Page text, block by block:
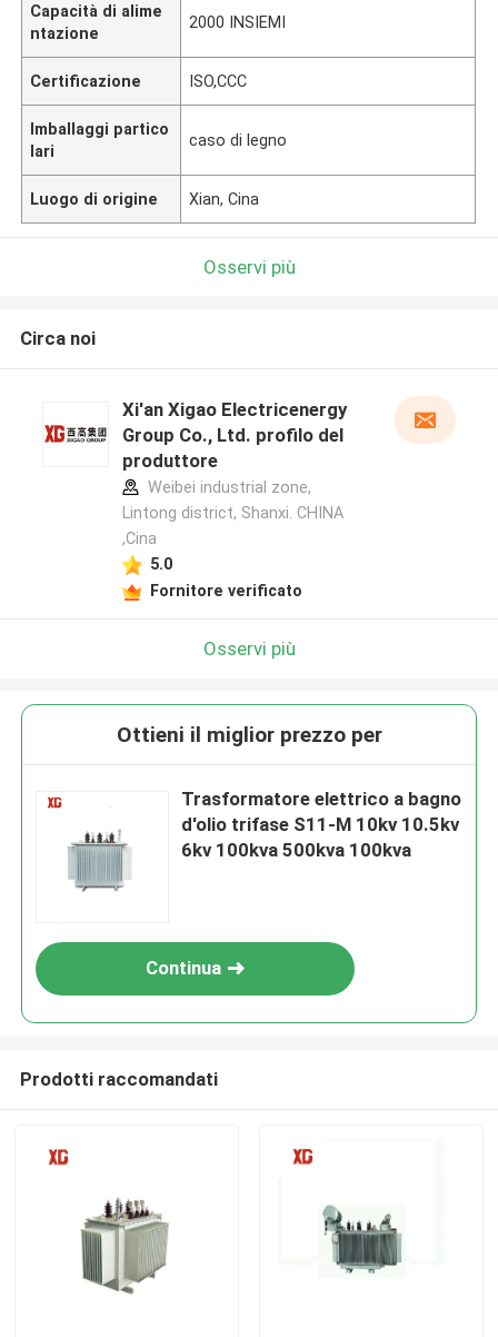
Capacità di alime
ntazione
2000 INSIEMI
Certificazione ISO,CCC
Imballaggi partico
lari
caso di legno
Luogo di origine Xian, Cina
Osservi più
Circa noi
Xi'an Xigao Electricenergy
Group Co., Ltd. profilo del
produttore
Weibei industrial zone,
Lintong district, Shanxi. CHINA
,Cina
5.0
Fornitore verificato
Osservi più
Ottieni il miglior prezzo per
Trasformatore elettrico a bagno
d'olio trifase S11-M 10kv 10.5kv
6kv 100kva 500kva 100kva
Continua
Prodotti raccomandati